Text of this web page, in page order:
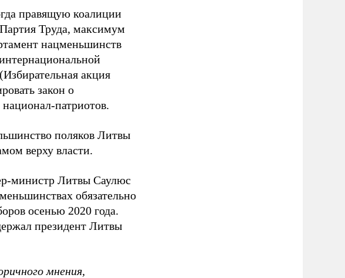
правящую коалиции
Труда, максимум
нацменьшинств
акция
закон о
патриотов.
поляков Литвы
верху власти.
министр Литвы Саулюс
обязательно
осенью 2020 года.
президент Литвы
мнения,